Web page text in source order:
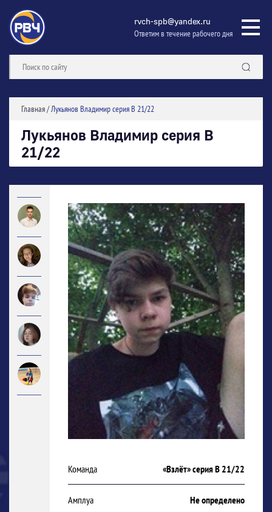
rvch-spb@yandex.ru
Ответим в течение рабочего дня
Главная/Лукьянов Владимир серия В 21/22
Лукьянов Владимир серия В
21/22
Команда «Взлёт» серия В 21/22
Амплуа Не определено